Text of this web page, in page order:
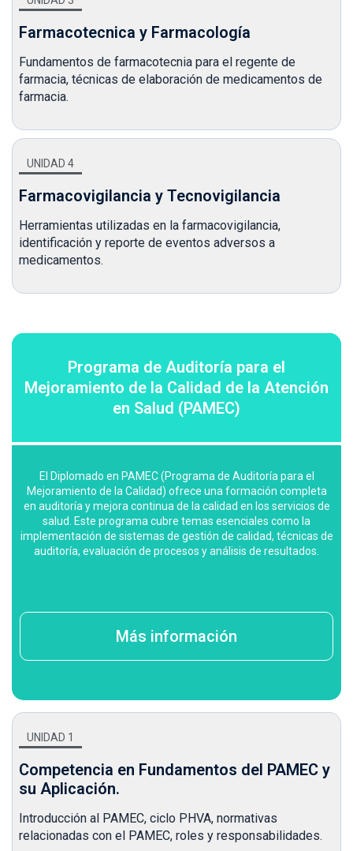
Farmacotecnica y Farmacología
Fundamentos de farmacotecnia para el regente de
farmacia, técnicas de elaboración de medicamentos de
farmacia.
UNIDAD 4
Farmacovigilancia y Tecnovigilancia
Herramientas utilizadas en la farmacovigilancia,
identificación y reporte de eventos adversos a
medicamentos.
Programa de Auditoría para el
Mejoramiento de la Calidad de la Atención
en Salud (PAMEC)
El Diplomado en PAMEC (Programa de Auditoría para el
Mejoramiento de la Calidad) ofrece una formación completa
en auditoría y mejora continua de la calidad en los servicios de
salud. Este programa cubre temas esenciales como la
implementación de sistemas de gestión de calidad, técnicas de
auditoría, evaluación de procesos y análisis de resultados.
Más información
UNIDAD 1
Competencia en Fundamentos del PAMEC y
su Aplicación.
Introducción al PAMEC, ciclo PHVA, normativas
relacionadas con el PAMEC, roles y responsabilidades.